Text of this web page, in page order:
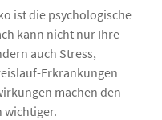
ist die psychologische
kann nicht nur Ihre
auch Stress,
Erkrankungen
machen den
wichtiger.